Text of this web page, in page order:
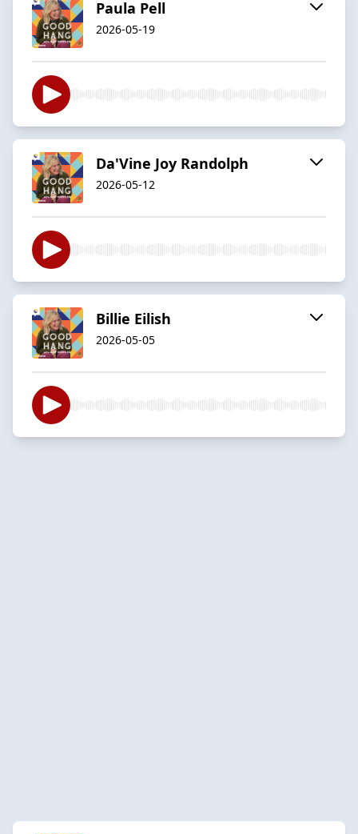
Paula Pell
2026-05-19
Da'Vine Joy Randolph
2026-05-12
Billie Eilish
2026-05-05